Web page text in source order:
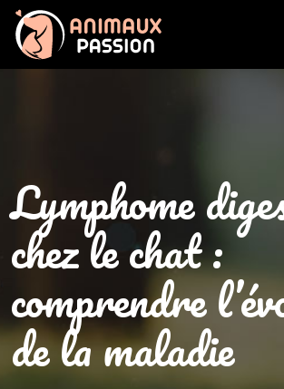
Lymphome
chez le chat :
comprendre
de la maladie